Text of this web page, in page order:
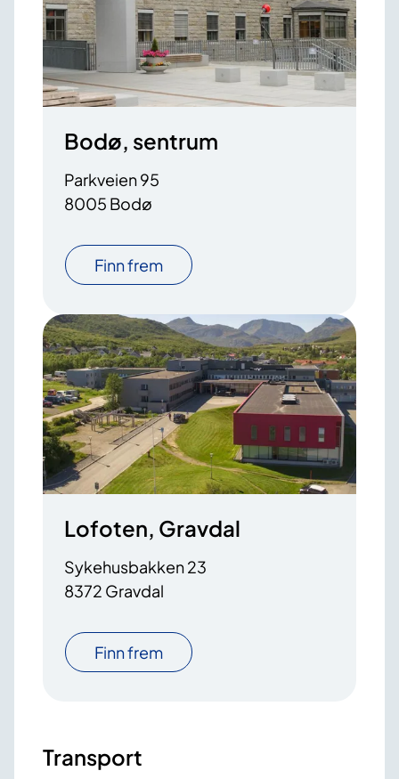
Bodø, sentrum
Parkveien 95
8005 Bodø
Finn frem
Lofoten, Gravdal
Sykehusbakken 23
8372 Gravdal
Finn frem
Transport